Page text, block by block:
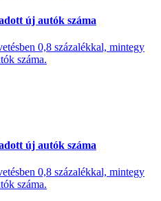
új autók száma
0,8 százalékkal, mintegy
száma.
új autók száma
0,8 százalékkal, mintegy
száma.